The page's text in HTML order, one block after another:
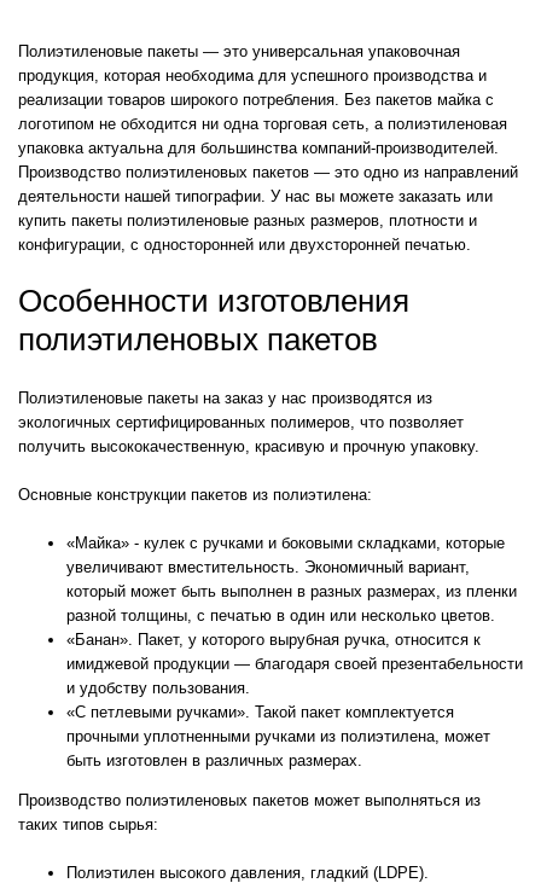
Полиэтиленовые пакеты — это универсальная упаковочная
продукция, которая необходима для успешного производства и
реализации товаров широкого потребления. Без пакетов майка с
логотипом не обходится ни одна торговая сеть, а полиэтиленовая
упаковка актуальна для большинства компаний-производителей.
Производство полиэтиленовых пакетов — это одно из направлений
деятельности нашей типографии. У нас вы можете заказать или
купить пакеты полиэтиленовые разных размеров, плотности и
конфигурации, с односторонней или двухсторонней печатью.
Особенности изготовления
полиэтиленовых пакетов
Полиэтиленовые пакеты на заказ у нас производятся из
экологичных сертифицированных полимеров, что позволяет
получить высококачественную, красивую и прочную упаковку.
Основные конструкции пакетов из полиэтилена:
«Майка» - кулек с ручками и боковыми складками, которые
увеличивают вместительность. Экономичный вариант,
который может быть выполнен в разных размерах, из пленки
разной толщины, с печатью в один или несколько цветов.
«Банан». Пакет, у которого вырубная ручка, относится к
имиджевой продукции — благодаря своей презентабельности
и удобству пользования.
«С петлевыми ручками». Такой пакет комплектуется
прочными уплотненными ручками из полиэтилена, может
быть изготовлен в различных размерах.
Производство полиэтиленовых пакетов может выполняться из
таких типов сырья:
Полиэтилен высокого давления, гладкий (LDPE).